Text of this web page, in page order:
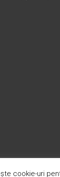
Theme by:
cookie-uri